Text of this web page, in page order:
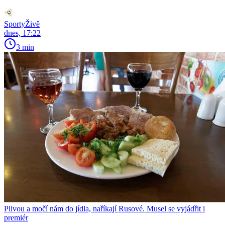
SportyŽivě
dnes, 17:22
3 min
Plivou a močí nám do jídla, naříkají Rusové. Musel se vyjádřit i
premiér